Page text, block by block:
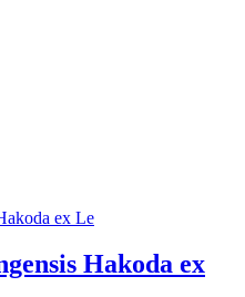
Hakoda ex